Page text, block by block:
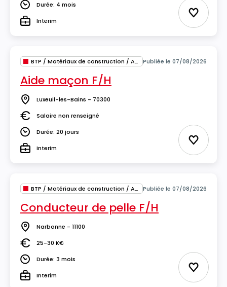
DuréeDurée: 4 mois
TypeInterim Ajouter
BTP / Matériaux de construction / Architecture Publiée le 07/08/2026
Aide maçon F/H
Lieu Luxeuil-les-Bains - 70300
SalaireSalaire non renseigné
DuréeDurée: 20 jours
TypeInterim Ajouter
BTP / Matériaux de construction / Architecture Publiée le 07/08/2026
Conducteur de pelle F/H
Lieu Narbonne - 11100
Salaire25-30 K€
DuréeDurée: 3 mois
TypeInterim Ajouter